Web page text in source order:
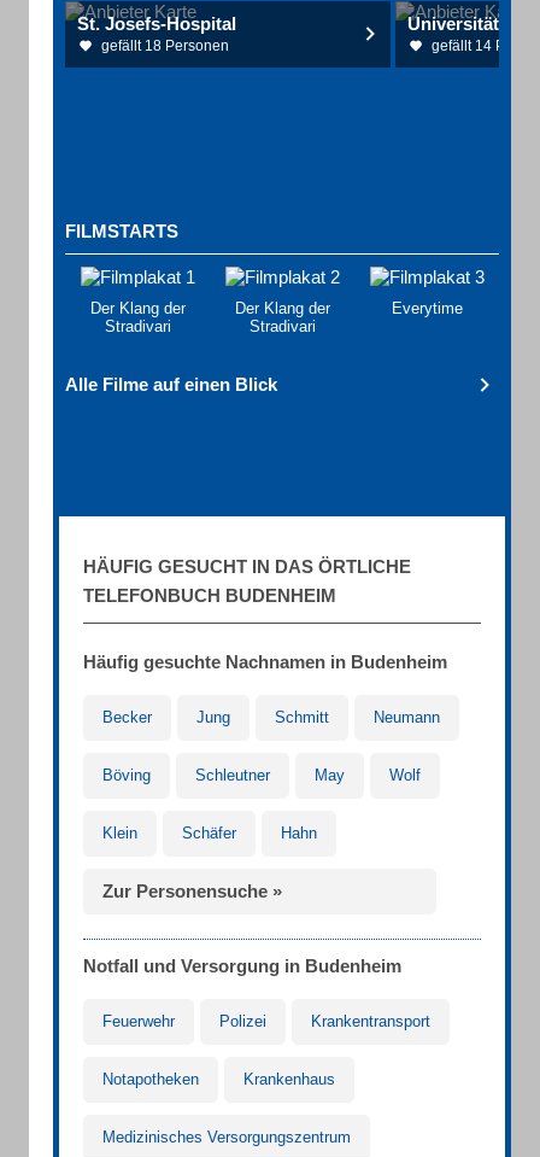
St. Josefs-Hospital
gefällt 18 Personen gefällt 14
FILMSTARTS
Der Klang der
Stradivari
Der Klang der
Stradivari
Everytime
Alle Filme auf einen Blick
HÄUFIG GESUCHT IN DAS ÖRTLICHE
TELEFONBUCH BUDENHEIM
Häufig gesuchte Nachnamen in Budenheim
Becker Jung Schmitt Neumann
Böving Schleutner May Wolf
Klein Schäfer Hahn
Zur Personensuche »
Notfall und Versorgung in Budenheim
Feuerwehr Polizei Krankentransport
Notapotheken Krankenhaus
Medizinisches Versorgungszentrum